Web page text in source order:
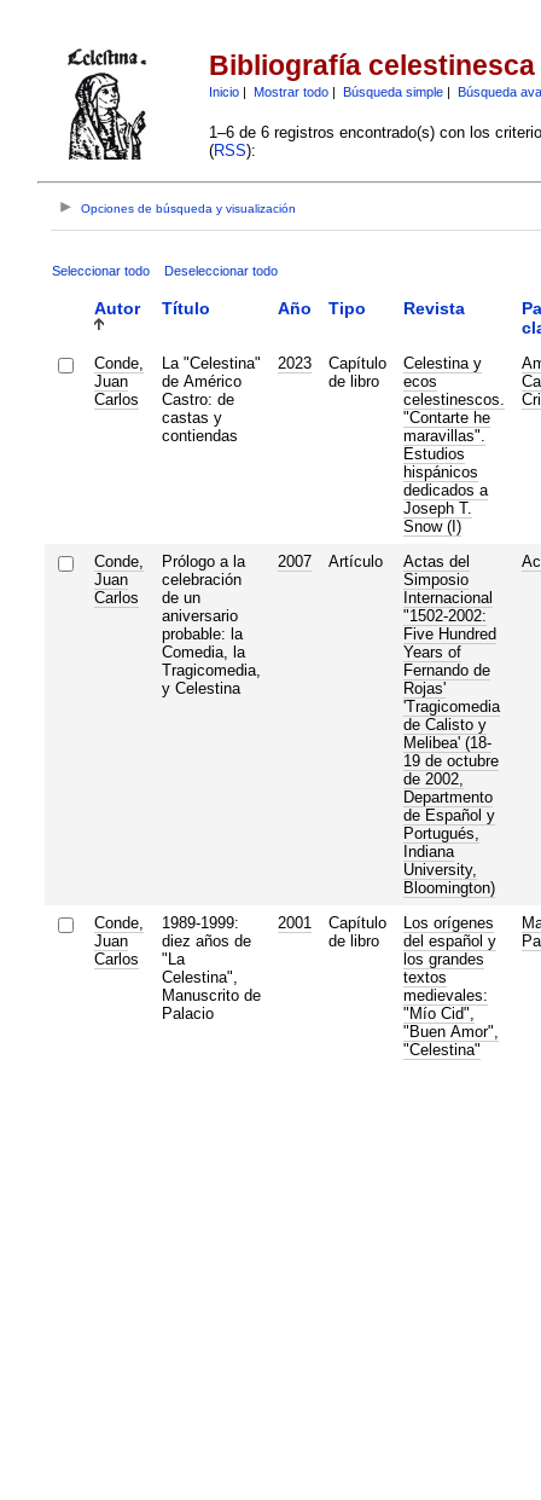
Bibliografía celestinesca
Inicio| Mostrar todo| Búsqueda simple| Búsqueda
1–6 de 6 registros encontrado(s) con los
(RSS):
Opciones de búsqueda y visualización
Seleccionar todo Deseleccionar todo
Autor Título Año Tipo Revista
Conde,
Juan
Carlos
La "Celestina"
de Américo
Castro: de
castas y
contiendas
2023
Capítulo
de libro
Celestina y
ecos
celestinescos.
"Contarte he
maravillas".
Estudios
hispánicos
dedicados a
Joseph T.
Snow (I)
Conde,
Juan
Carlos
Prólogo a la
celebración
de un
aniversario
probable: la
Comedia, la
Tragicomedia,
y Celestina
2007 Artículo
Actas del
Simposio
Internacional
"1502-2002:
Five Hundred
Years of
Fernando de
Rojas'
'Tragicomedia
de Calisto y
Melibea' (18-
19 de octubre
de 2002,
Departmento
de Español y
Portugués,
Indiana
University,
Bloomington)
Conde,
Juan
Carlos
1989-1999:
diez años de
"La
Celestina",
Manuscrito de
Palacio
2001
Capítulo
de libro
Los orígenes
del español y
los grandes
textos
medievales:
"Mío Cid",
"Buen Amor",
"Celestina"